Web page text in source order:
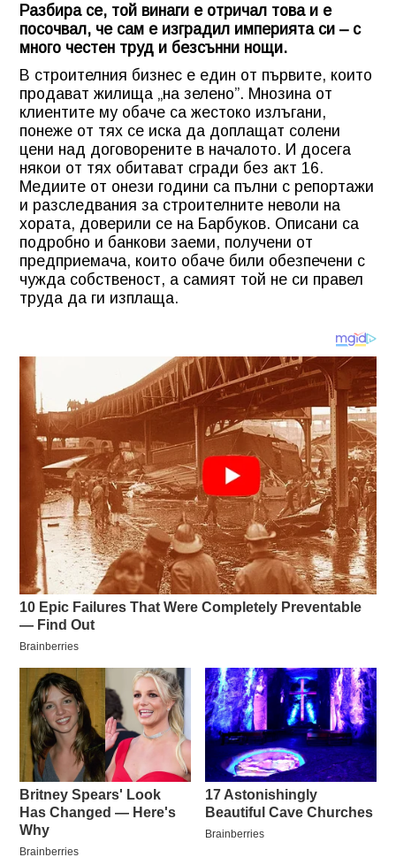
Разбира се, той винаги е отричал това и е
посочвал, че сам е изградил империята си – с
много честен труд и безсънни нощи.
В строителния бизнес е един от първите, които
продават жилища „на зелено”. Мнозина от
клиентите му обаче са жестоко излъгани,
понеже от тях се иска да доплащат солени
цени над договорените в началото. И досега
някои от тях обитават сгради без акт 16.
Медиите от онези години са пълни с репортажи
и разследвания за строителните неволи на
хората, доверили се на Барбуков. Описани са
подробно и банкови заеми, получени от
предприемача, които обаче били обезпечени с
чужда собственост, а самият той не си правел
труда да ги изплаща.